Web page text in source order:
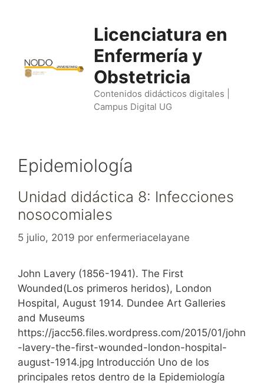
Licenciatura en
Enfermería y
Obstetricia
Contenidos didácticos digitales |
Campus Digital UG
Epidemiología
Unidad didáctica 8: Infecciones
nosocomiales
5 julio, 2019 por enfermeriacelayane
John Lavery (1856-1941). The First
Wounded(Los primeros heridos), London
Hospital, August 1914. Dundee Art Galleries
and Museums
https://jacc56.files.wordpress.com/2015/01/john
-lavery-the-first-wounded-london-hospital-
august-1914.jpg Introducción Uno de los
principales retos dentro de la Epidemiología